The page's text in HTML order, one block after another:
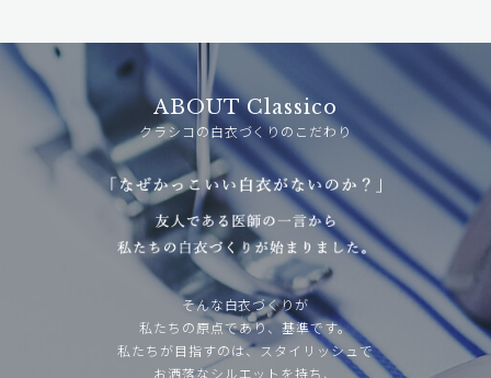
ABOUT Classico
クラシコの白衣づくりのこだわり
そんな白衣づくりが
私たちの原点であり、基準です。
私たちが目指すのは、スタイリッシュで
お洒落なシルエットを持ち、